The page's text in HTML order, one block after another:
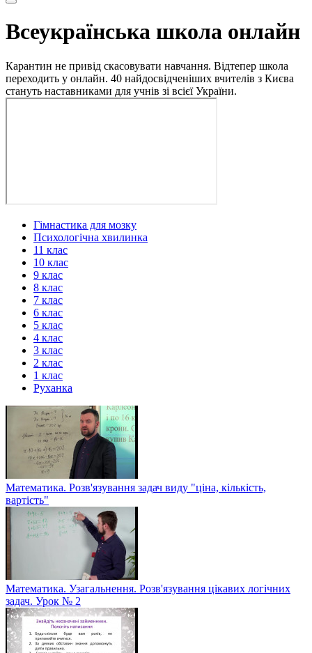
Всеукраїнська школа онлайн
Карантин не привід скасовувати навчання. Відтепер школа
переходить у онлайн. 40 найдосвідченіших вчителів з Києва
стануть наставниками для учнів зі всієї України.
Гімнастика для мозку
Психологічна хвилинка
11 клас
10 клас
9 клас
8 клас
7 клас
6 клас
5 клас
4 клас
3 клас
2 клас
1 клас
Руханка
Математика. Розв'язування задач виду "ціна, кількість,
вартість"
Математика. Узагальнення. Розв'язування цікавих логічних
задач. Урок № 2